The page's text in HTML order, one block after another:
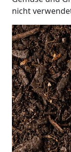
nicht